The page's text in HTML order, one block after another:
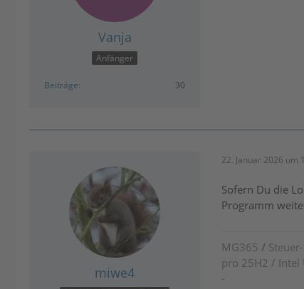
Vanja
Anfänger
Beiträge 30
miwe4
22. Januar 2026 um
Sofern Du die
Programm
MG365 /
pro 25H2 / Intel
-